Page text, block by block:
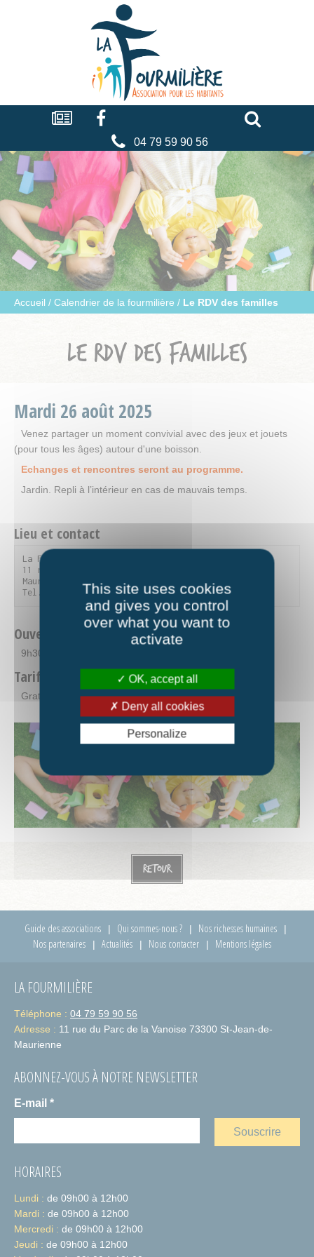
La
fourmilière
Actualités Facebook
04 79 59 90 56
Accueil / Calendrier de la fourmilière / Le RDV des familles
LE RDV DES FAMILLES
Mardi 26 août 2025
Venez partager un moment convivial avec des jeux et jouets
(pour tous les âges) autour d'une boisson.
Echanges et rencontres seront au programme.
Jardin. Repli à l’intérieur en cas de mauvais temps.
Lieu et contact
La Fourmilière
11 rue du Parc de la Vanoise - 73300 Saint-Jean-de-
Maurienne
Tel. 04 79 59 90 56
Ouverture
9h30-11h30
Tarifs
Gratuit
Retour
Guide des associations Qui sommes-nous ?
Nos richesses humaines
Nos partenaires
Actualités Nous contacter Mentions légales
LA FOURMILIÈRE
Téléphone : 04 79 59 90 56
Adresse : 11 rue du Parc de la Vanoise 73300 St-Jean-de-
Maurienne
ABONNEZ-VOUS À NOTRE NEWSLETTER
E-mail *
HORAIRES
Lundi : de 09h00 à 12h00
Mardi : de 09h00 à 12h00
Mercredi : de 09h00 à 12h00
Jeudi : de 09h00 à 12h00
Cookies management panel
This site uses cookies
and gives you control
over what you want to
activate
OK, accept all
Deny all cookies
Personalize